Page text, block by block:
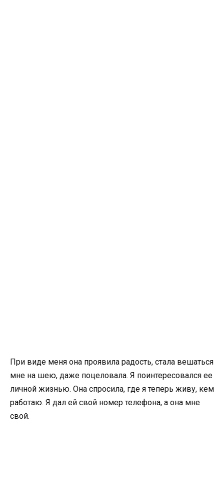
При виде меня она проявила радость, стала вешаться
мне на шею, даже поцеловала. Я поинтересовался ее
личной жизнью. Она спросила, где я теперь живу, кем
работаю. Я дал ей свой номер телефона, а она мне
свой.